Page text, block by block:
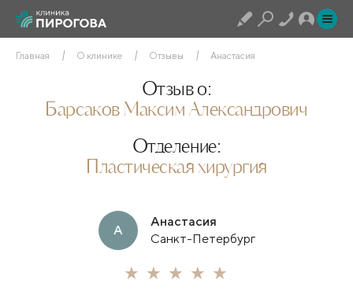
Главная О клинике Отзывы Анастасия
Отзыв о:
Барсаков Максим Александрович
Отделение:
Пластическая хирургия
А
Анастасия
Санкт-Петербург